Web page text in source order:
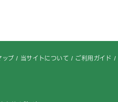
ップ 当サイトについて ご利用ガイド